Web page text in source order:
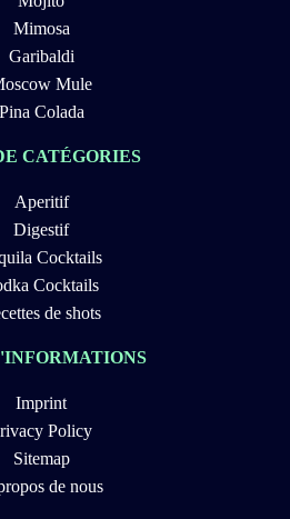
Mimosa
Garibaldi
Mule
Pina Colada
CATÉGORIES
Aperitif
Digestif
Cocktails
Cocktails
de shots
Imprint
Policy
Sitemap
de nous